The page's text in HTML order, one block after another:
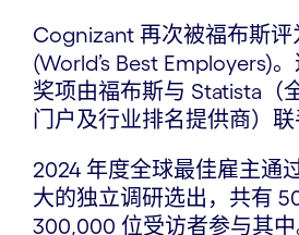
Cognizant 再次被福布斯评
(World’s Best Employers)
奖项由福布斯与 Statista（
门户及行业排名提供商）联
2024 年度全球最佳雇主通
大的独立调研选出，共有
300,000 位受访者参与其